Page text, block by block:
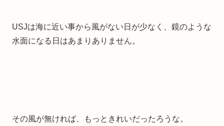
USJは海に近い事から風がない日が少なく、鏡のような
水面になる日はあまりありません。
その風が無ければ、もっときれいだったろうな。